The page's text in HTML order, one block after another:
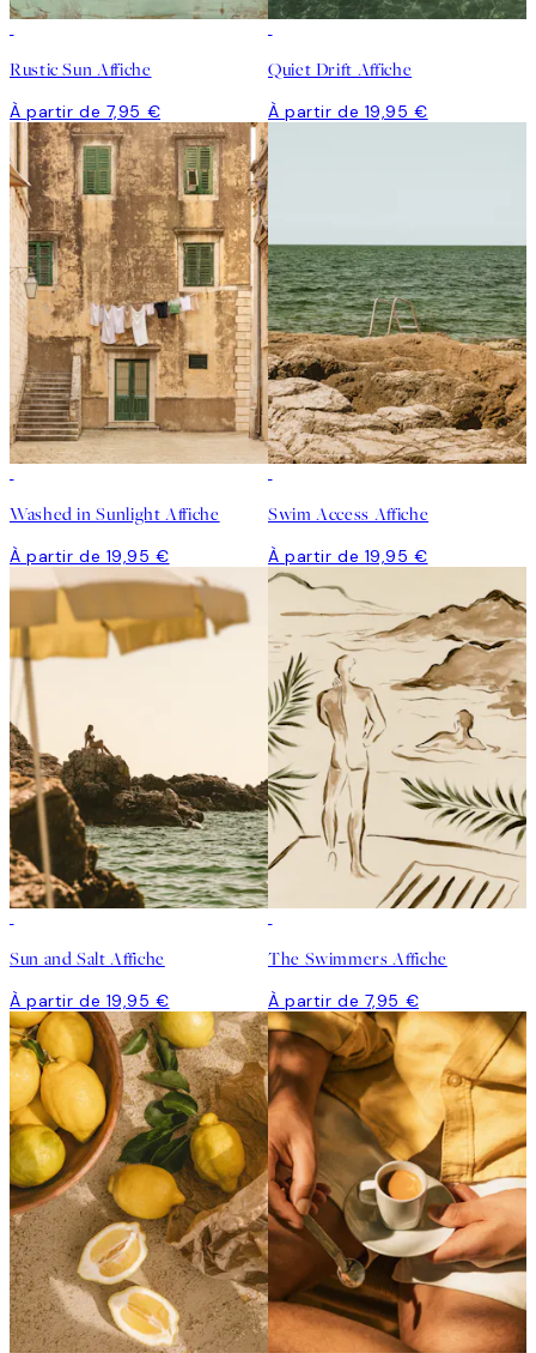
Rustic Sun Affiche
À partir de 7,95 €
Quiet Drift Affiche
À partir de 19,95 €
Washed in Sunlight Affiche
À partir de 19,95 €
Swim Access Affiche
À partir de 19,95 €
Sun and Salt Affiche
À partir de 19,95 €
The Swimmers Affiche
À partir de 7,95 €